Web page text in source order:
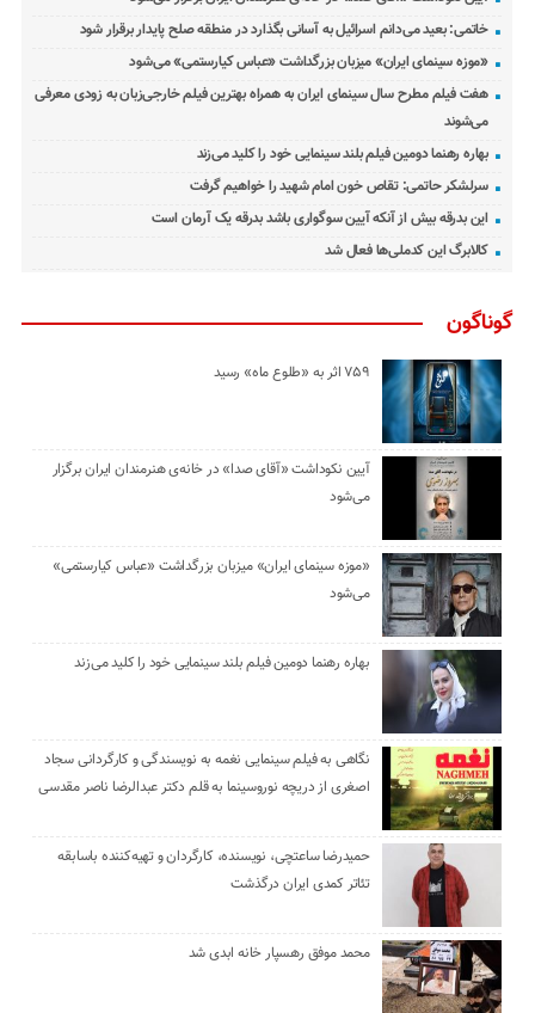
خاتمی: بعید می‌دانم اسرائیل به آسانی بگذارد در منطقه صلح پایدار برقرار شود
«موزه سینمای ایران» میزبان بزرگداشت «عباس کیارستمی» می‌شود
هفت فیلم مطرح سال سینمای ایران به همراه بهترین فیلم خارجی‌زبان به زودی معرفی
می‌شوند
بهاره رهنما دومین فیلم بلند سینمایی خود را کلید می‌زند
سرلشکر حاتمی: تقاص خون امام شهید را خواهیم گرفت
این بدرقه بیش از آنکه آیین سوگواری باشد بدرقه یک آرمان است
کالابرگ این کدملی‌ها فعال شد
گوناگون
۷۵۹ اثر به «طلوع ماه» رسید
آیین نکوداشت «آقای صدا» در خانه‌ی هنرمندان ایران برگزار
می‌شود
«موزه سینمای ایران» میزبان بزرگداشت «عباس کیارستمی»
می‌شود
بهاره رهنما دومین فیلم بلند سینمایی خود را کلید می‌زند
نگاهی به فیلم سینمایی نغمه به نویسندگی و کارگردانی سجاد
اصغری از دریچه نوروسینما به قلم دکتر عبدالرضا ناصر مقدسی
حمیدرضا ساعتچی، نویسنده، کارگردان و تهیه‌کننده باسابقه
تئاتر کمدی ایران درگذشت
محمد موفق رهسپار خانه ابدی شد